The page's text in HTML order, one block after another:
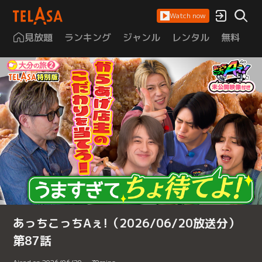
Watch now
見放題 ランキング ジャンル レンタル 無料
あっちこっちAぇ!（2026/06/20放送分）
第87話